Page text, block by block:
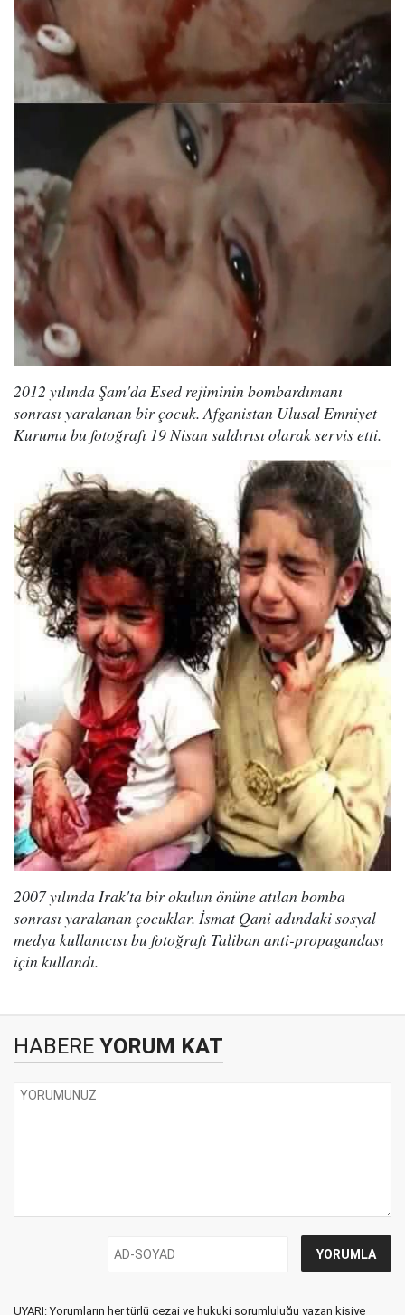
2012 yılında Şam'da Esed rejiminin bombardımanı
sonrası yaralanan bir çocuk. Afganistan Ulusal Emniyet
Kurumu bu fotoğrafı 19 Nisan saldırısı olarak servis etti.
2007 yılında Irak'ta bir okulun önüne atılan bomba
sonrası yaralanan çocuklar. İsmat Qani adındaki sosyal
medya kullanıcısı bu fotoğrafı Taliban anti-propagandası
için kullandı.
HABERE YORUM KAT
UYARI: Yorumların her türlü cezai ve hukuki sorumluluğu yazan kişiye